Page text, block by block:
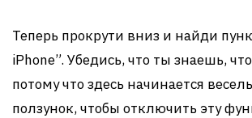
Теперь прокрути вниз и найди
iPhone”. Убедись, что ты знаешь,
потому что здесь начинается
ползунок, чтобы отключить эту